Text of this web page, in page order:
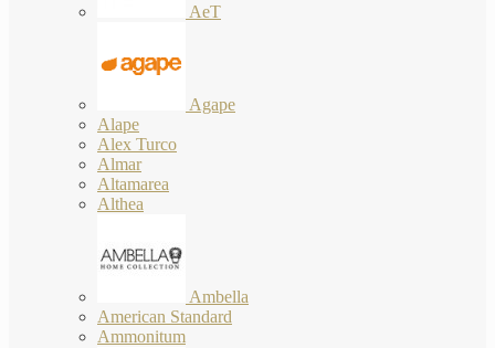
AeT
Agape
Alape
Alex Turco
Almar
Altamarea
Althea
Ambella
American Standard
Ammonitum